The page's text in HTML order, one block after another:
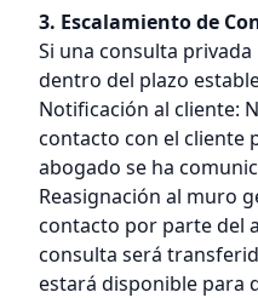
3. Escalamiento de
Si una consulta
dentro del plazo
Notificación al cliente:
contacto con el cliente
abogado se ha
Reasignación al muro
contacto por parte del
consulta será
estará disponible para